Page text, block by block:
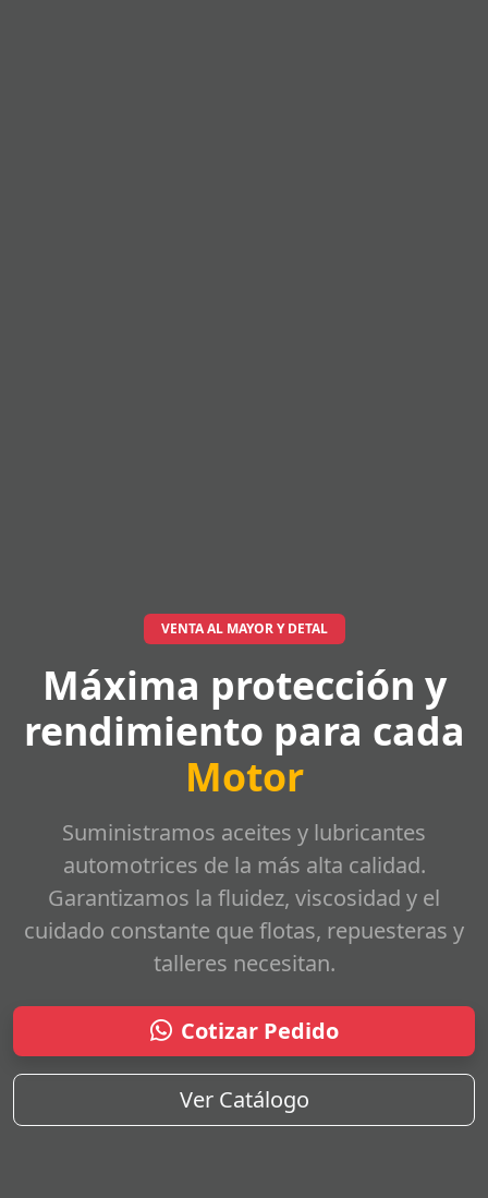
VENTA AL MAYOR Y DETAL
Máxima protección y
rendimiento para cada
Motor
Suministramos aceites y lubricantes
automotrices de la más alta calidad.
Garantizamos la fluidez, viscosidad y el
cuidado constante que flotas, repuesteras y
talleres necesitan.
Cotizar Pedido
Ver Catálogo